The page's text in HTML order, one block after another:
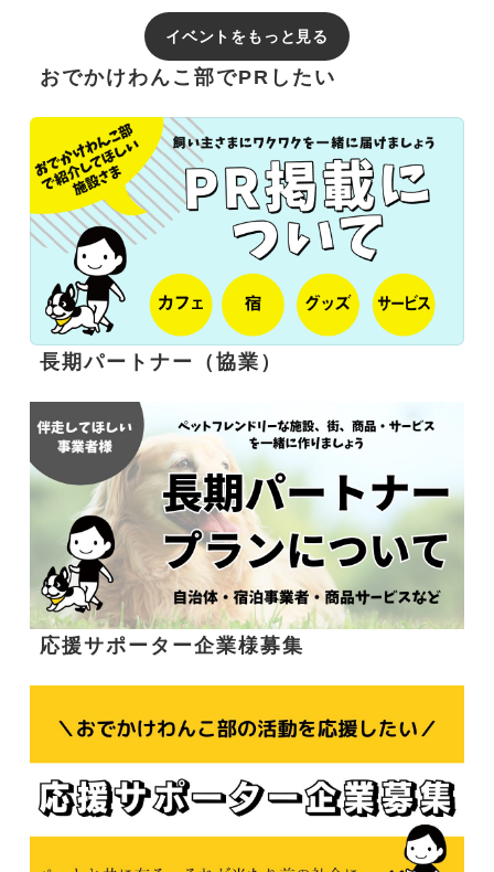
イベントをもっと見る
おでかけわんこ部でPRしたい
長期パートナー（協業）
応援サポーター企業様募集